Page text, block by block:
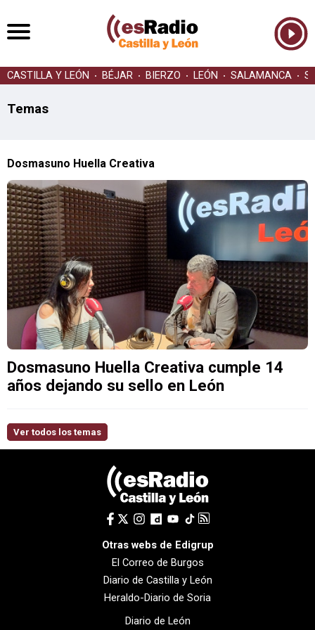
CASTILLA Y LEÓN BÉJAR BIERZO LEÓN SALAMANCA
Temas
Dosmasuno Huella Creativa
Dosmasuno Huella Creativa cumple 14
años dejando su sello en León
Ver todos los temas
Otras webs de Edigrup
El Correo de Burgos
Diario de Castilla y León
Heraldo-Diario de Soria
Diario de León